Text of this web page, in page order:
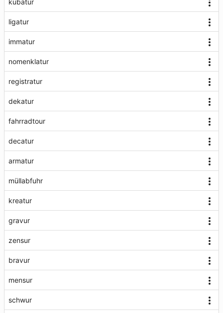
kubatur
ligatur
immatur
nomenklatur
registratur
dekatur
fahrradtour
decatur
armatur
müllabfuhr
kreatur
gravur
zensur
bravur
mensur
schwur